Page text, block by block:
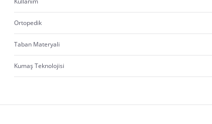
Ortopedik
Taban Materyali
Kumaş Teknolojisi